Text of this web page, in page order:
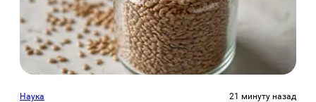
Наука 21 минуту назад